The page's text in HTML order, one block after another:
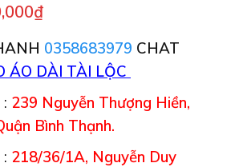
₫
0358683979 CHAT
ÁO DÀI TÀI LỘC
: 239 Nguyễn Thượng Hiền,
Bình Thạnh.
: 218/36/1A, Nguyễn Duy